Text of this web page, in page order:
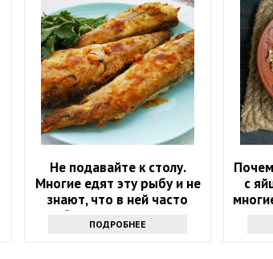
Не подавайте к столу.
Многие едят эту рыбу и не
знают, что в ней часто
бывают паразиты
ПОДРОБНЕЕ
с